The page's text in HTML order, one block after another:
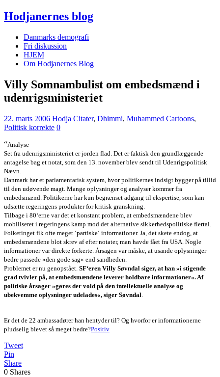
Hodjanernes blog
Danmarks demografi
Fri diskussion
HJEM
Om Hodjanernes Blog
Villy Somnambulist om embedsmænd i
udenrigsministeriet
22. marts 2006 Hodja Citater, Dhimmi, Muhammed Cartoons,
Politisk korrekte 0
“Analyse
Set fra udenrigsministeriet er jorden flad. Det er faktisk den grundlæggende
antagelse bag et notat, som den 13. november blev sendt til Udenrigspolitisk
Nævn.
Danmark har et parlamentarisk system, hvor politikernes indsigt bygger på tillid
til den udøvende magt. Mange oplysninger og analyser kommer fra
embedsmænd. Politikerne har kun begrænset adgang til ekspertise, som kan
udsætte regeringens produkter for kritisk granskning.
Tilbage i 80‘erne var det et konstant problem, at embedsmændene blev
mobiliseret i regeringens kamp mod det alternative sikkerhedspolitiske flertal.
Folketinget fik ofte meget ‘partiske‘ informationer. Ja, det skete endog, at
embedsmændene blot skrev af efter notater, man havde fået fra USA. Nogle
informationer var direkte forkerte. Årsagen var måske, at usande oplysninger
bedre passede »den gode sag« end sandheden.
Problemet er nu genopstået. SF‘eren Villy Søvndal siger, at han »i stigende
grad tvivler på, at embedsmændene leverer holdbare informationer«. Af
politiske årsager »gøres der vold på den intellektuelle analyse og
ubekvemme oplysninger udelades«, siger Søvndal
Er det de 22 ambassadører han hentyder til? Og hvorfor er informationerne
pludselig blevet så meget bedre?Positiv
Tweet
Pin
Share
0 Shares